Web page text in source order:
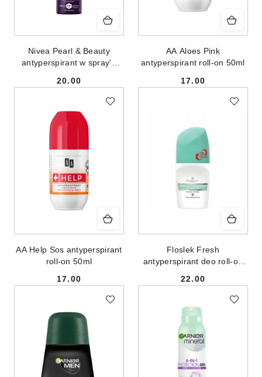
Nivea Pearl & Beauty
antyperspirant w spray'u
Cena:
20.00
AA Aloes Pink
antyperspirant roll-on 50ml
Cena:
17.00
AA Help Sos antyperspirant
roll-on 50ml
Cena:
17.00
Floslek Fresh
antyperspirant deo roll-on
Cena:
22.00